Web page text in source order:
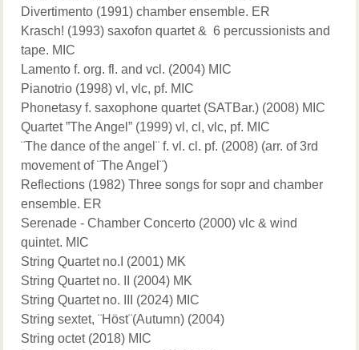
Divertimento (1991) chamber ensemble. ER
Krasch! (1993) saxofon quartet & 6 percussionists and
tape. MIC
Lamento f. org. fl. and vcl. (2004) MIC
Pianotrio (1998) vl, vlc, pf. MIC
Phonetasy f. saxophone quartet (SATBar.) (2008) MIC
Quartet ”The Angel” (1999) vl, cl, vlc, pf. MIC
¨The dance of the angel¨ f. vl. cl. pf. (2008) (arr. of 3rd
movement of ¨The Angel¨)
Reflections (1982) Three songs for sopr and chamber
ensemble. ER
Serenade - Chamber Concerto (2000) vlc & wind
quintet. MIC
String Quartet no.I (2001) MK
String Quartet no. II (2004) MK
String Quartet no. III (2024) MIC
String sextet, ¨Höst¨(Autumn) (2004)
String octet (2018) MIC